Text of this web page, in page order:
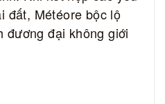
đất, Météore bộc lộ
đương đại không giới